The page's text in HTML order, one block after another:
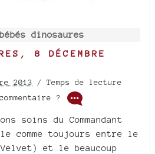
dinosaures
8 DÉCEMBRE
2013 / Temps de lecture
?
soins du Commandant
comme toujours entre le
et le beaucoup